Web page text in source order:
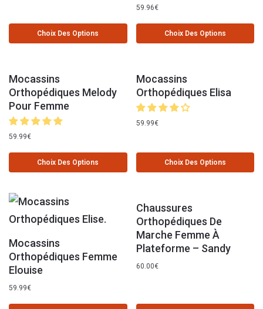
Choix Des Options
59.96€
Choix Des Options
Mocassins
Orthopédiques Melody
Pour Femme
59.99€
Choix Des Options
Mocassins
Orthopédiques Elisa
59.99€
Choix Des Options
Mocassins
Orthopédiques Femme
Elouise
59.99€
Chaussures
Orthopédiques De
Marche Femme À
Plateforme – Sandy
60.00€